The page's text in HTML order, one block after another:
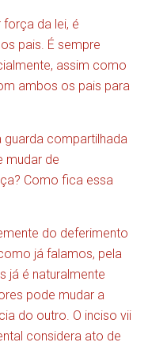
força da lei, é
pais. É sempre
assim como
ambos os pais para
guarda compartilhada
mudar de
Como fica essa
do deferimento
já falamos, pela
já é naturalmente
pode mudar a
do outro. O inciso vii
considera ato de